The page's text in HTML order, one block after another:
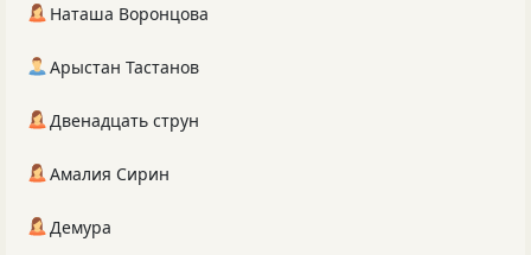
Наташа Воронцова
Арыстан Тастанов
Двенадцать струн
Амалия Сирин
Демура